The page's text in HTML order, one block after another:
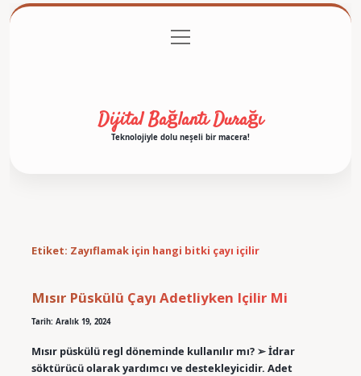
Gizlilik Politikası
menüyü
aç
Dijital Bağlantı Durağı
Teknolojiyle dolu neşeli bir macera!
Etiket: Zayıflamak için hangi bitki çayı içilir
Mısır Püskülü Çayı Adetliyken Içilir Mi
Tarih: Aralık 19, 2024
Mısır püskülü regl döneminde kullanılır mı? ➢ İdrar
söktürücü olarak yardımcı ve destekleyicidir. Adet